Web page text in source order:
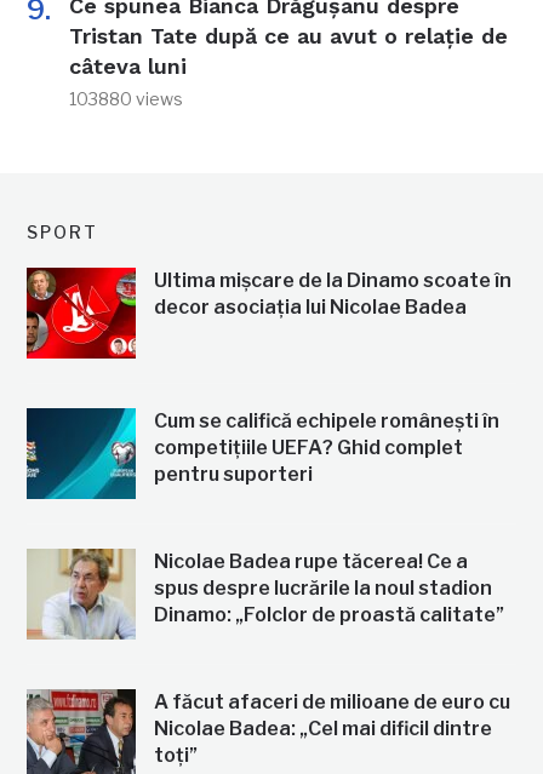
Ce spunea Bianca Drăgușanu despre
Tristan Tate după ce au avut o relație de
câteva luni
103880 views
SPORT
Ultima mișcare de la Dinamo scoate în
decor asociația lui Nicolae Badea
Cum se califică echipele românești în
competițiile UEFA? Ghid complet
pentru suporteri
Nicolae Badea rupe tăcerea! Ce a
spus despre lucrările la noul stadion
Dinamo: „Folclor de proastă calitate”
A făcut afaceri de milioane de euro cu
Nicolae Badea: „Cel mai dificil dintre
toți”